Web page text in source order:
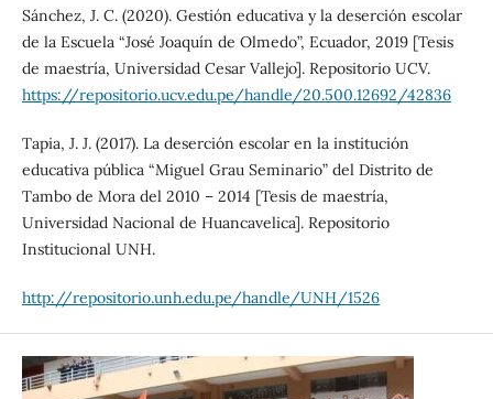
Sánchez, J. C. (2020). Gestión educativa y la deserción escolar
de la Escuela “José Joaquín de Olmedo”, Ecuador, 2019 [Tesis
de maestría, Universidad Cesar Vallejo]. Repositorio UCV.
https://repositorio.ucv.edu.pe/handle/20.500.12692/42836
Tapia, J. J. (2017). La deserción escolar en la institución
educativa pública “Miguel Grau Seminario” del Distrito de
Tambo de Mora del 2010 – 2014 [Tesis de maestría,
Universidad Nacional de Huancavelica]. Repositorio
Institucional UNH.
http://repositorio.unh.edu.pe/handle/UNH/1526